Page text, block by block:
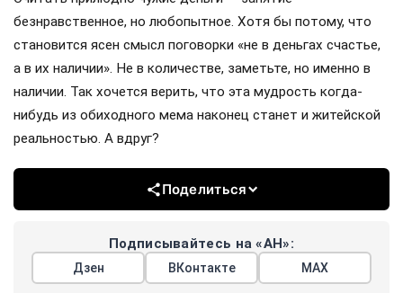
безнравственное, но любопытное. Хотя бы потому, что
становится ясен смысл поговорки «не в деньгах счастье,
а в их наличии». Не в количестве, заметьте, но именно в
наличии. Так хочется верить, что эта мудрость когда-
нибудь из обиходного мема наконец станет и житейской
реальностью. А вдруг?
Поделиться
Подписывайтесь на «АН»:
Дзен ВКонтакте МАХ